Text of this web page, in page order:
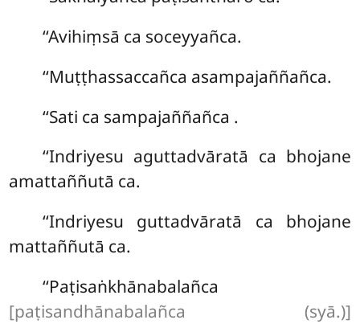
‘‘Avihiṃsā ca soceyyañca.
‘‘Muṭṭhassaccañca asampajaññañca.
‘‘Sati ca sampajaññañca .
‘‘Indriyesu aguttadvāratā ca bhojane
amattaññutā ca.
‘‘Indriyesu guttadvāratā ca bhojane
mattaññutā ca.
‘‘Paṭisaṅkhānabalañca
[paṭisandhānabalañca (syā.)]